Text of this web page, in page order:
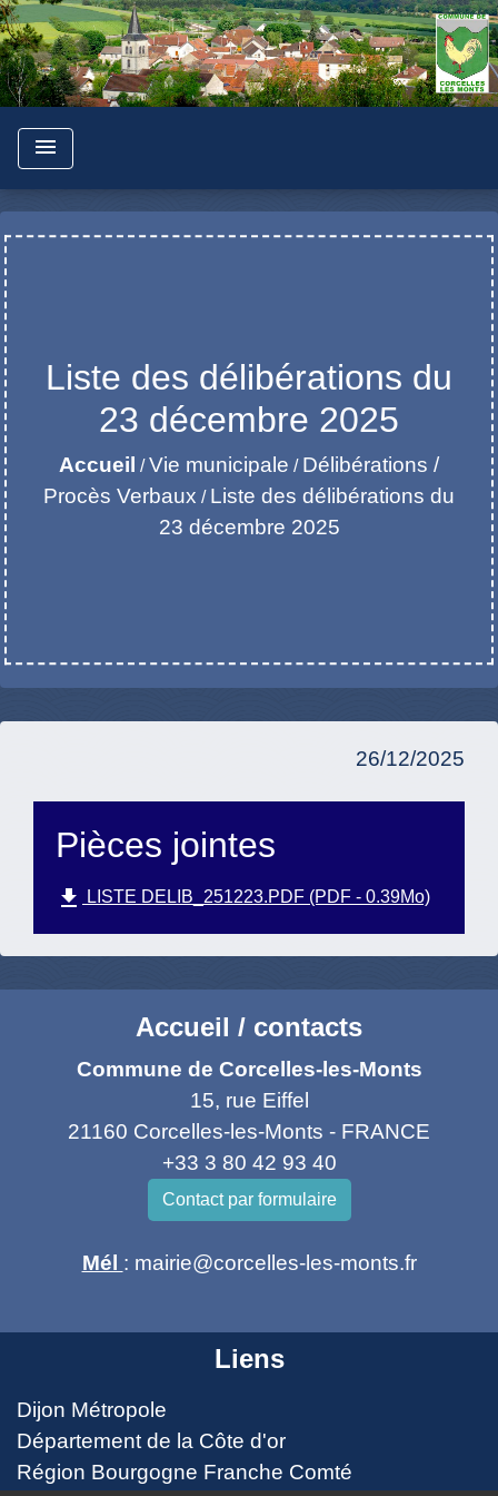
menu
Liste des délibérations du
23 décembre 2025
Accueil /Vie municipale / Délibérations /
Procès Verbaux / Liste des délibérations du
23 décembre 2025
26/12/2025
Pièces jointes
file_download LISTE DELIB_251223.PDF (PDF - 0.39Mo)
Accueil / contacts
Commune de Corcelles-les-Monts
15, rue Eiffel
21160 Corcelles-les-Monts - FRANCE
+33 3 80 42 93 40
Contact par formulaire
Mél : mairie@corcelles-les-monts.fr
Liens
Dijon Métropole
Département de la Côte d'or
Région Bourgogne Franche Comté